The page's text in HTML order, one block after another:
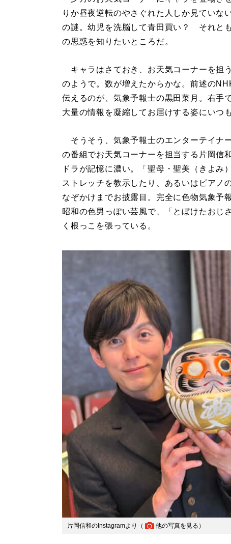
りか昼夜逆転のやさぐれた人しか見ていな
の謎。幼児を洗脳して青田買い？ それと
の思惑を知りたいところだ。
キャラはさておき、お天気コーナーを担
のようで。数が増えたからかな。前述の
伝えるのが、気象予報士の黒田菜月。右手
大量の情報を凝縮してお届けする姿にいつ
そうそう、気象予報士のエンターテイナ
の番組でお天気コーナーを担当する片岡信
ドラが記憶に濃い。「聖母・聖美（きよ
ストレッチを教示したり、あるいはピアノ
なぞかけまでお披露目。完全に色物気象予
昭和の色男っぽい芸風で、「とぼけたおじ
く根っこを張っている。
片岡信和のInstagramより（ 他の写真を見る ）